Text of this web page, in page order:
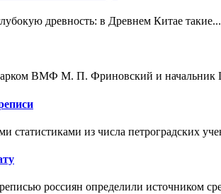
древность: в Древнем Китае такие...
ВМФ М. П. Фриновский и
статистиками из числа петроградских
россиян определили источником